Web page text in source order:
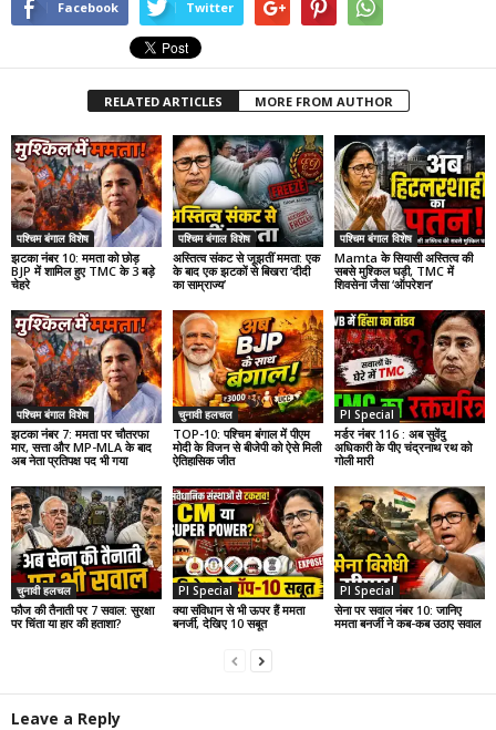
Facebook Twitter
RELATED ARTICLES MORE FROM AUTHOR
पश्चिम बंगाल विशेष
झटका नंबर 10: ममता को छोड़
BJP में शामिल हुए TMC के 3 बड़े
चेहरे
पश्चिम बंगाल विशेष
अस्तित्व संकट से जूझतीं ममता: एक
के बाद एक झटकों से बिखरा ‘दीदी
का साम्राज्य’
पश्चिम बंगाल विशेष
Mamta के सियासी अस्तित्व की
सबसे मुश्किल घड़ी, TMC में
शिवसेना जैसा ‘ऑपरेशन’
पश्चिम बंगाल विशेष
झटका नंबर 7: ममता पर चौतरफा
मार, सत्ता और MP-MLA के बाद
अब नेता प्रतिपक्ष पद भी गया
चुनावी हलचल
TOP-10: पश्चिम बंगाल में पीएम
मोदी के विजन से बीजेपी को ऐसे मिली
ऐतिहासिक जीत
PI Special
मर्डर नंबर 116 : अब सुवेंदु
अधिकारी के पीए चंद्रनाथ रथ को
गोली मारी
चुनावी हलचल
फौज की तैनाती पर 7 सवाल: सुरक्षा
पर चिंता या हार की हताशा?
PI Special
क्या संविधान से भी ऊपर हैं ममता
बनर्जी, देखिए 10 सबूत
PI Special
सेना पर सवाल नंबर 10: जानिए
ममता बनर्जी ने कब-कब उठाए सवाल
Leave a Reply